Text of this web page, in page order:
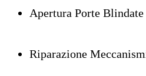
Apertura Porte
Riparazione